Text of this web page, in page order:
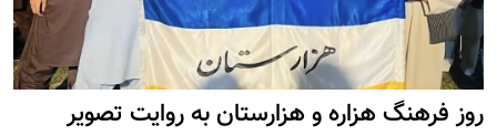
روز فرهنگ هزاره و هزارستان به روایت تصویر